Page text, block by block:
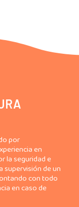
por
en
la seguridad e
supervisión de un
con todo
en caso de